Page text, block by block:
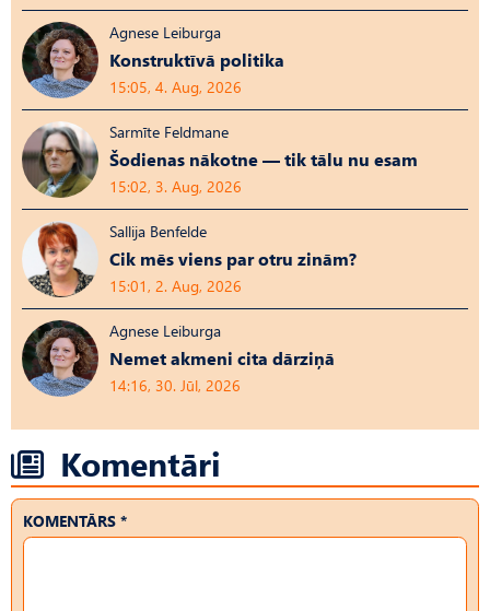
Agnese Leiburga
Konstruktīvā politika
15:05, 4. Aug, 2026
Sarmīte Feldmane
Šodienas nākotne — tik tālu nu esam
15:02, 3. Aug, 2026
Sallija Benfelde
Cik mēs viens par otru zinām?
15:01, 2. Aug, 2026
Agnese Leiburga
Nemet akmeni cita dārziņā
14:16, 30. Jūl, 2026
Komentāri
KOMENTĀRS *